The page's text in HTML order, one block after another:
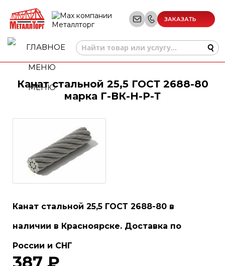
ЗАКАЗАТЬ
МЕНЮ
Канат стальной 25,5 ГОСТ 2688-80
марка Г-ВК-Н-Р-Т
Канат стальной 25,5 ГОСТ 2688-80 в
наличии в Красноярске. Доставка по
России и СНГ